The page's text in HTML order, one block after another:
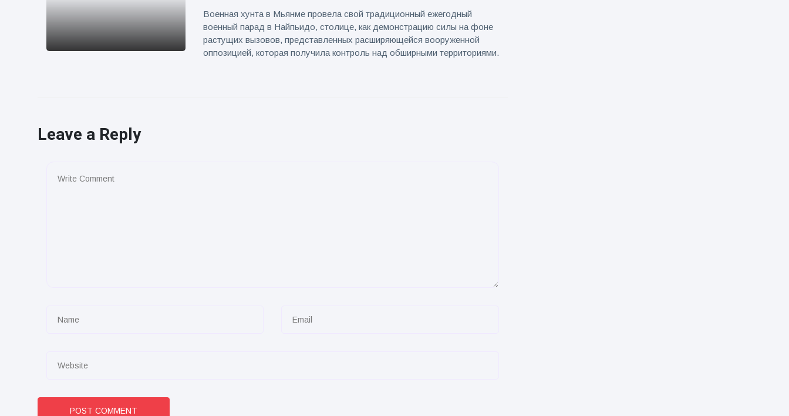
Военная хунта в Мьянме провела свой традиционный ежегодный
военный парад в Найпьидо, столице, как демонстрацию силы на фоне
растущих вызовов, представленных расширяющейся вооруженной
оппозицией, которая получила контроль над обширными территориями.
Leave a Reply
POST COMMENT